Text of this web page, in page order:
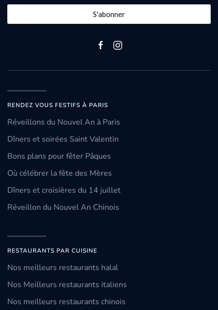
S'abonner
RENDEZ VOUS FESTIFS À PARIS
Réveillons du Nouvel An à Paris
Dîners et soirées Saint Valentin
Bons plans pour fêter Pâques
Où célébrer la fête des Mères
Dîners et croisières du 14 juillet
Réveillon du Nouvel An Chinois
RESTAURANTS PAR CUISINE
Nos meilleurs restaurants halal
Nos Meilleurs restaurants italiens
Nos meilleurs restaurants chinois